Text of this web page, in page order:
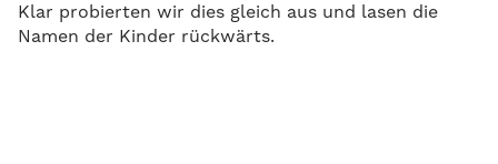
Klar probierten wir dies gleich aus und lasen die
Namen der Kinder rückwärts.